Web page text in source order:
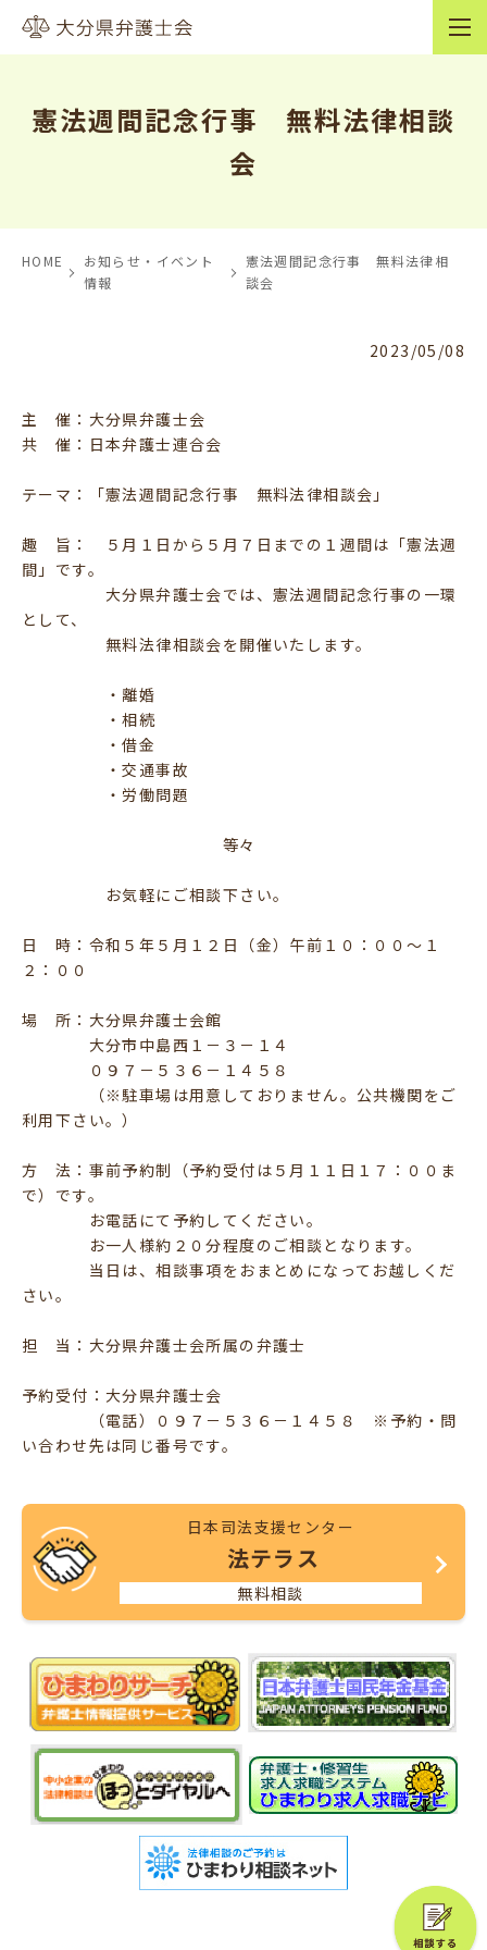
憲法週間記念行事 無料法律相談
会
HOME
お知らせ・イベント
情報
憲法週間記念行事 無料法律相
談会
2023/05/08
主 催：大分県弁護士会
共 催：日本弁護士連合会
テーマ：「憲法週間記念行事 無料法律相談会」
趣 旨： ５月１日から５月７日までの１週間は「憲法週
間」です。
大分県弁護士会では、憲法週間記念行事の一環
として、
無料法律相談会を開催いたします。
・離婚
・相続
・借金
・交通事故
・労働問題
等々
お気軽にご相談下さい。
日 時：令和５年５月１２日（金）午前１０：００～１
２：００
場 所：大分県弁護士会館
大分市中島西１－３－１４
０９７－５３６－１４５８
（※駐車場は用意しておりません。公共機関をご
利用下さい。）
方 法：事前予約制（予約受付は５月１１日１７：００ま
で）です。
お電話にて予約してください。
お一人様約２０分程度のご相談となります。
当日は、相談事項をおまとめになってお越しくだ
さい。
担 当：大分県弁護士会所属の弁護士
予約受付：大分県弁護士会
（電話）０９７－５３６－１４５８ ※予約・問
い合わせ先は同じ番号です。
日本司法支援センター
法テラス
無料相談